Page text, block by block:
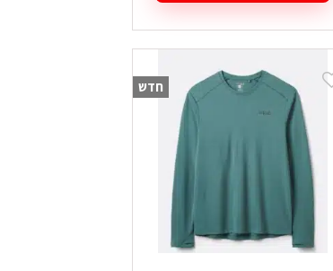
למוצר
זה
יש
מספר
סוגים.
ניתן
לבחור
את
האפשרויות
בעמוד
המוצר
חדש